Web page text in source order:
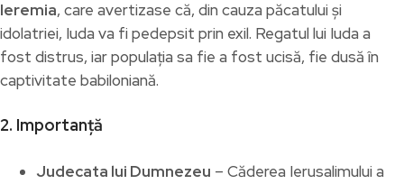
Ieremia, care avertizase că, din cauza păcatului și
idolatriei, Iuda va fi pedepsit prin exil. Regatul lui Iuda a
fost distrus, iar populația sa fie a fost ucisă, fie dusă în
captivitate babiloniană.
2. Importanță
Judecata lui Dumnezeu – Căderea Ierusalimului a